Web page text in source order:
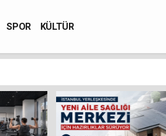
SPOR KÜLTÜR